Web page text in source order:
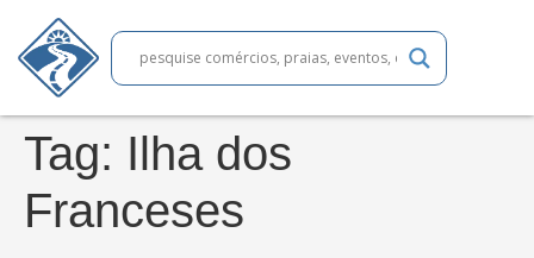
Tag: Ilha dos
Franceses